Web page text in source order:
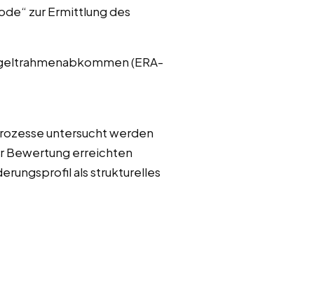
zur Ermittlung des
(ERA-
untersucht werden
Bewertung erreichten
als strukturelles